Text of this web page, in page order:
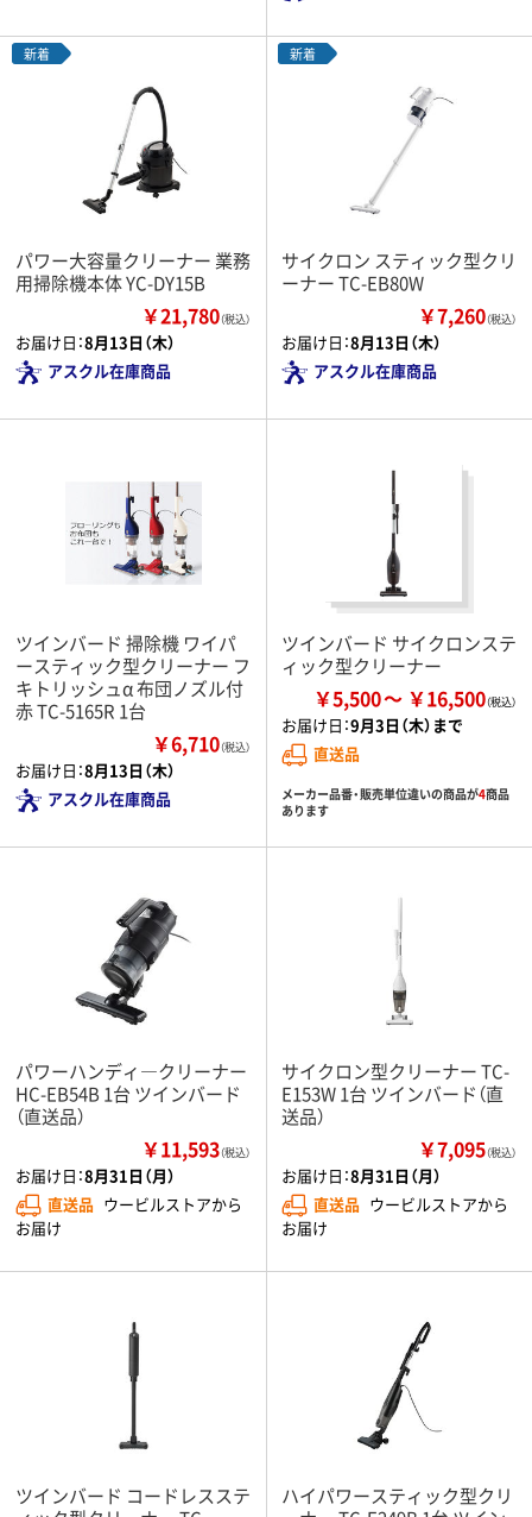
新着
パワー大容量クリーナー 業務
用掃除機本体 YC-DY15B
￥21,780（税込）
お届け日：8月13日（木）
アスクル在庫商品
新着
サイクロン スティック型クリ
ーナー TC-EB80W
￥7,260（税込）
お届け日：8月13日（木）
アスクル在庫商品
ツインバード 掃除機 ワイパ
ースティック型クリーナー フ
キトリッシュα 布団ノズル付
赤 TC-5165R 1台
￥6,710（税込）
お届け日：8月13日（木）
アスクル在庫商品
ツインバード サイクロンステ
ィック型クリーナー
￥5,500 ￥16,500
お届け日：9月3日（木）まで
直送品
メーカー品番・販売単位違いの商品が4商品
あります
パワーハンディ―クリーナー
HC-EB54B 1台 ツインバード
（直送品）
￥11,593（税込）
お届け日：8月31日（月）
直送品 ウービルストアから
お届け
サイクロン型クリーナー TC-
E153W 1台 ツインバード（直
送品）
￥7,095（税込）
お届け日：8月31日（月）
直送品 ウービルストアから
お届け
ツインバード コードレスステ
ハイパワースティック型クリ